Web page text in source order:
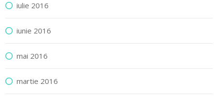
iulie 2016
iunie 2016
mai 2016
martie 2016